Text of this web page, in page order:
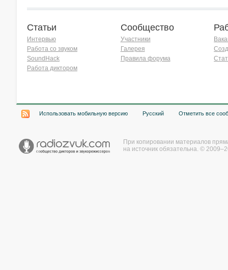
Статьи
Интервью
Работа со звуком
SoundHack
Работа диктором
Сообщество
Участники
Галерея
Правила форума
Использовать мобильную версию Русский Отметить все
При копировании материалов
на источник обязательна. ©